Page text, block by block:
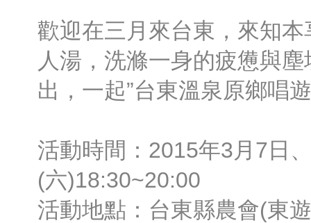
歡迎在三月來台東，來知
人湯，洗滌一身的疲憊與
出，一起”台東溫泉原鄉唱
活動時間：2015年3月7日
(六)18:30~20:00
活動地點：台東縣農會(東